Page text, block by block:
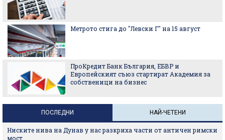
Метрото стига до "Левски Г" на 15 август
ПроКредит Банк България, ЕБВР и
Европейският съюз стартират Академия за
собственици на бизнес
ПОСЛЕДНИ НАЙ-ЧЕТЕНИ
Ниските нива на Дунав у нас разкриха части от античен римски
мост